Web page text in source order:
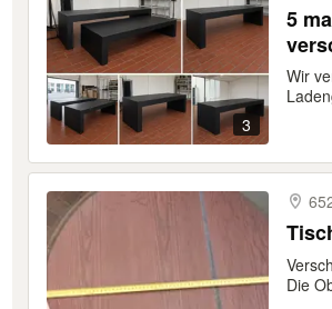
3
5
Wir
Die